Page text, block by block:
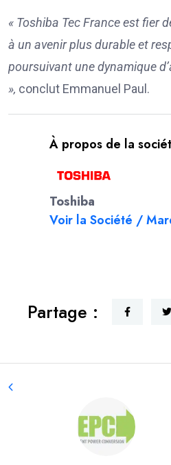
« Toshiba Tec France est fier
à un avenir plus durable et
poursuivant une dynamique
», conclut Emmanuel Paul.
À propos de la
Toshiba
Voir la Société /
Partage :